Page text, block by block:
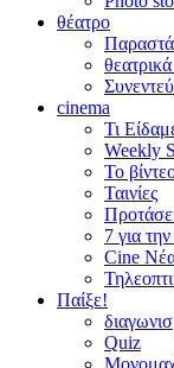
θέατρο
cinema
Τι
Weekly
Το
Ταινίες
7 για
Cine
Παίξε!
Quiz